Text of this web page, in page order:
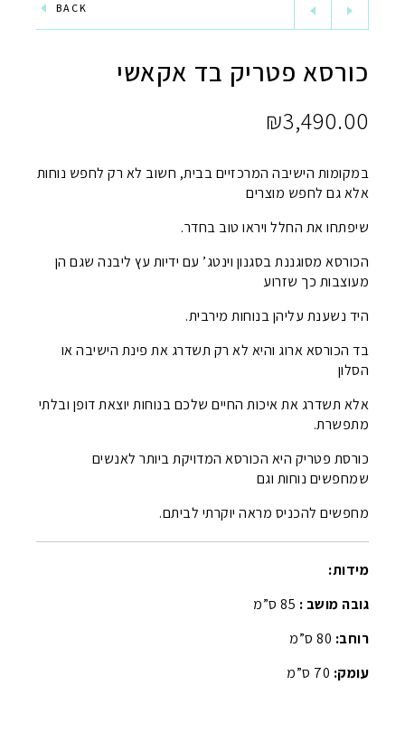
BACK
כורסא פטריק בד אקאשי
₪3,490.00
במקומות הישיבה המרכזיים בבית, חשוב לא רק לחפש נוחות
אלא גם לחפש מוצרים
שיפתחו את החלל ויראו טוב בחדר.
הכורסא מסוגננת בסגנון וינטג’ עם ידיות עץ ליבנה שגם הן
מעוצבות כך שזרוע
היד נשענת עליהן בנוחות מירבית.
בד הכורסא ארוג והיא לא רק תשדרג את פינת הישיבה או
הסלון
אלא תשדרג את איכות החיים שלכם בנוחות יוצאת דופן ובלתי
מתפשרת.
כורסת פטריק היא הכורסא המדויקת ביותר לאנשים
שמחפשים נוחות וגם
מחפשים להכניס מראה יוקרתי לביתם.
מידות:
גובה מושב : 85 ס”מ
רוחב:
עומק: 70 ס”מ